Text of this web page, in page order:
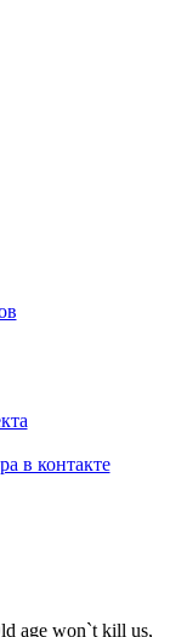
в контакте
age won`t kill us,